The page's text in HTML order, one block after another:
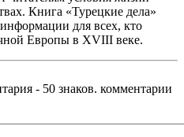
Книга «Турецкие дела»
для всех, кто
Европы в XVIII веке.
- 50 знаков. комментарии